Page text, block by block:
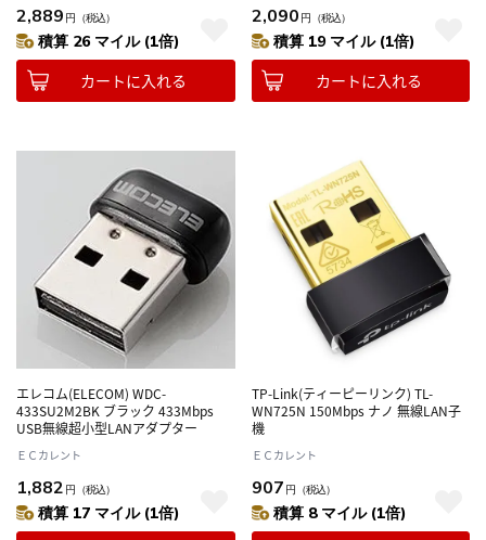
2,889 円 （税込）
積算 26 マイル (1倍)
カートに入れる
2,090 円 （税込）
積算 19 マイル (1倍)
カートに入れる
エレコム(ELECOM) WDC-
433SU2M2BK ブラック 433Mbps
USB無線超小型LANアダプター
ＥＣカレント
1,882 円 （税込）
積算 17 マイル (1倍)
TP-Link(ティーピーリンク) TL-
WN725N 150Mbps ナノ 無線LAN子
機
ＥＣカレント
907 円 （税込）
積算 8 マイル (1倍)